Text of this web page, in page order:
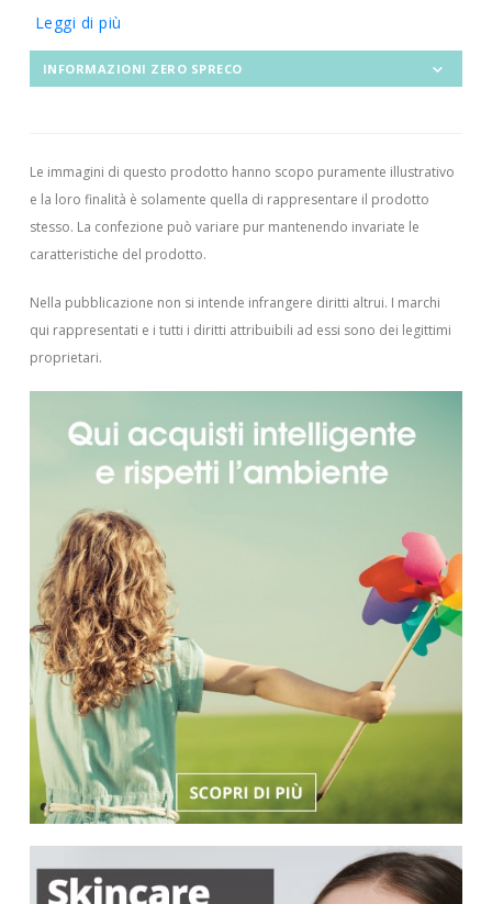
Leggi di più
INFORMAZIONI ZERO SPRECO
Le immagini di questo prodotto hanno scopo puramente illustrativo
e la loro finalità è solamente quella di rappresentare il prodotto
stesso. La confezione può variare pur mantenendo invariate le
caratteristiche del prodotto.
Nella pubblicazione non si intende infrangere diritti altrui. I marchi
qui rappresentati e i tutti i diritti attribuibili ad essi sono dei legittimi
proprietari.